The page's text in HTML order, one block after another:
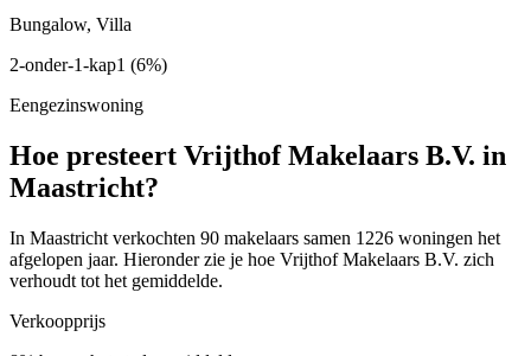
Bungalow, Villa
2-onder-1-kap1 (6%)
Eengezinswoning
Hoe presteert Vrijthof Makelaars B.V. in
Maastricht?
In Maastricht verkochten 90 makelaars samen 1226 woningen het
afgelopen jaar. Hieronder zie je hoe Vrijthof Makelaars B.V. zich
verhoudt tot het gemiddelde.
Verkoopprijs